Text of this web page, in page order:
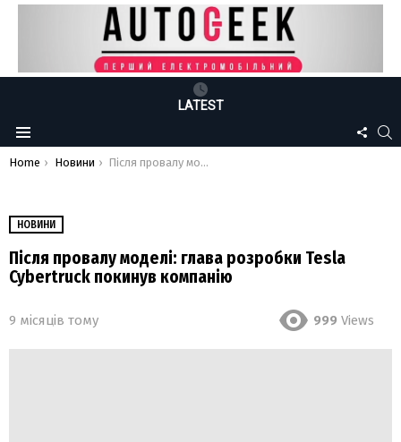
LATEST
Menu
US
You are here:
Home Новини Після провалу моделі: глава розробки Tesla Cybertruck покинув компанію
НОВИНИ
Після провалу моделі: глава розробки Tesla
Cybertruck покинув компанію
9 місяців тому 999 Views